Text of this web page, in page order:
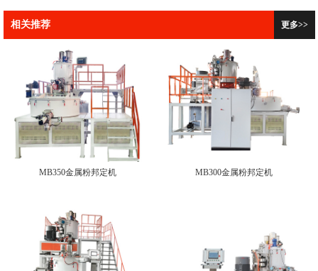
相关推荐 更多>>
MB350金属粉邦定机 MB300金属粉邦定机